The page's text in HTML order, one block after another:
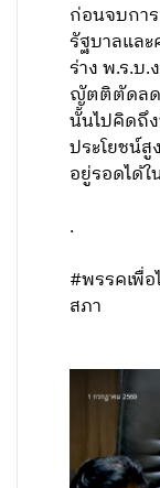
ก่อนจบกา
รัฐบาลแล
ร่าง พ.ร.บ
ญัตติตัดลด
นั้นไปคิดถึ
ประโยชน์สู
อยู่รอดได้
.
#พรรคเพื่
สภา